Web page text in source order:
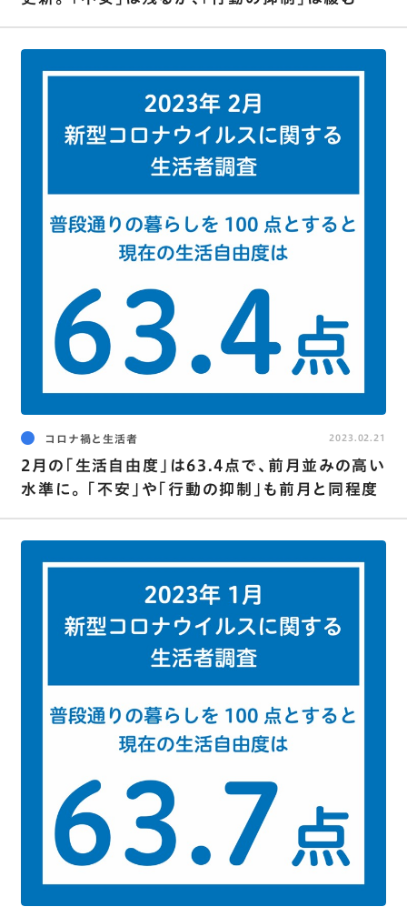
コロナ禍と生活者
2月の｢生活自由度｣は63.4点で､前月並みの高い
水準に｡ ｢不安｣や｢行動の抑制｣も前月と同程度
2023.02.21